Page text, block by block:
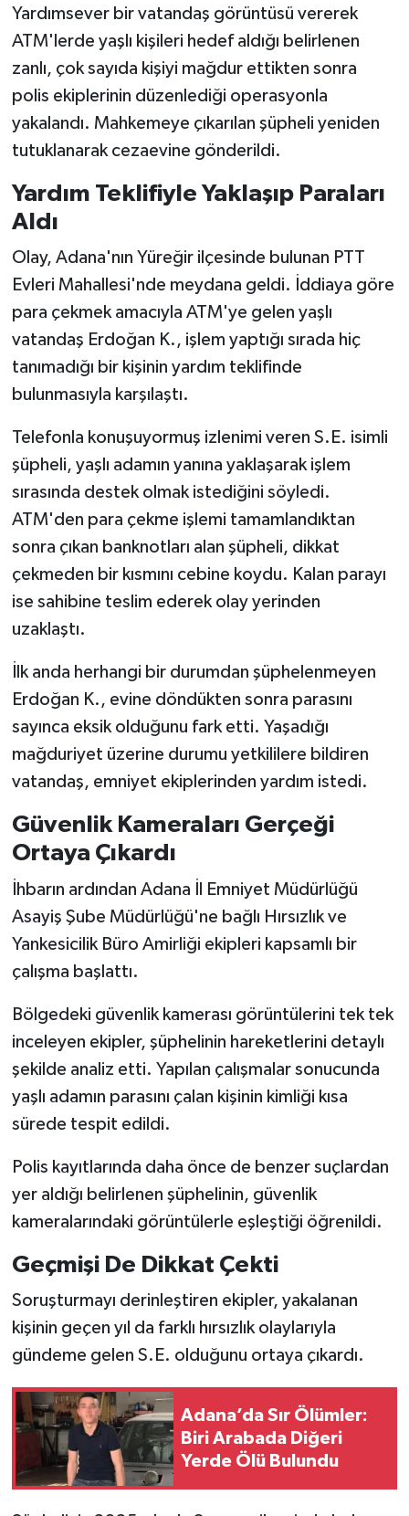
Yardımsever bir vatandaş görüntüsü vererek
ATM'lerde yaşlı kişileri hedef aldığı belirlenen
zanlı, çok sayıda kişiyi mağdur ettikten sonra
polis ekiplerinin düzenlediği operasyonla
yakalandı. Mahkemeye çıkarılan şüpheli yeniden
tutuklanarak cezaevine gönderildi.
Yardım Teklifiyle Yaklaşıp Paraları
Aldı
Olay, Adana'nın Yüreğir ilçesinde bulunan PTT
Evleri Mahallesi'nde meydana geldi. İddiaya göre
para çekmek amacıyla ATM'ye gelen yaşlı
vatandaş Erdoğan K., işlem yaptığı sırada hiç
tanımadığı bir kişinin yardım teklifinde
bulunmasıyla karşılaştı.
Telefonla konuşuyormuş izlenimi veren S.E. isimli
şüpheli, yaşlı adamın yanına yaklaşarak işlem
sırasında destek olmak istediğini söyledi.
ATM'den para çekme işlemi tamamlandıktan
sonra çıkan banknotları alan şüpheli, dikkat
çekmeden bir kısmını cebine koydu. Kalan parayı
ise sahibine teslim ederek olay yerinden
uzaklaştı.
İlk anda herhangi bir durumdan şüphelenmeyen
Erdoğan K., evine döndükten sonra parasını
sayınca eksik olduğunu fark etti. Yaşadığı
mağduriyet üzerine durumu yetkililere bildiren
vatandaş, emniyet ekiplerinden yardım istedi.
Güvenlik Kameraları Gerçeği
Ortaya Çıkardı
İhbarın ardından Adana İl Emniyet Müdürlüğü
Asayiş Şube Müdürlüğü'ne bağlı Hırsızlık ve
Yankesicilik Büro Amirliği ekipleri kapsamlı bir
çalışma başlattı.
Bölgedeki güvenlik kamerası görüntülerini tek tek
inceleyen ekipler, şüphelinin hareketlerini detaylı
şekilde analiz etti. Yapılan çalışmalar sonucunda
yaşlı adamın parasını çalan kişinin kimliği kısa
sürede tespit edildi.
Polis kayıtlarında daha önce de benzer suçlardan
yer aldığı belirlenen şüphelinin, güvenlik
kameralarındaki görüntülerle eşleştiği öğrenildi.
Geçmişi De Dikkat Çekti
Soruşturmayı derinleştiren ekipler, yakalanan
kişinin geçen yıl da farklı hırsızlık olaylarıyla
gündeme gelen S.E. olduğunu ortaya çıkardı.
Adana’da Sır Ölümler:
Biri Arabada Diğeri
Yerde Ölü Bulundu